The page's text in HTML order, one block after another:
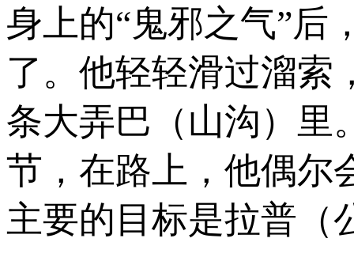
身上的“鬼邪之气”后
了。他轻轻滑过溜索
条大弄巴（山沟）里
节，在路上，他偶尔
主要的目标是拉普（